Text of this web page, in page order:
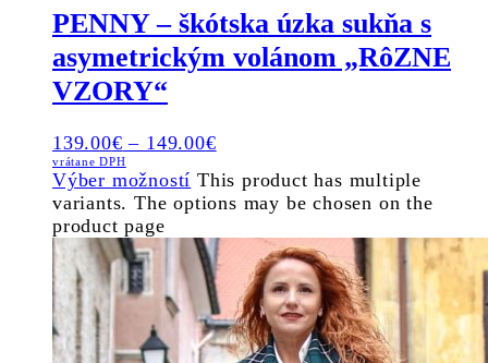
PENNY – škótska úzka sukňa s
asymetrickým volánom „RôZNE
VZORY“
139.00€ – 149.00€
vrátane DPH
Výber možností This product has multiple
variants. The options may be chosen on the
product page